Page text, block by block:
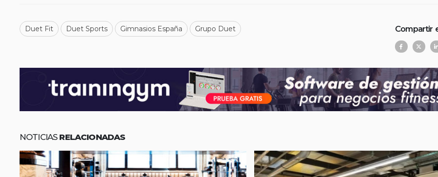
Duet Fit Duet Sports Gimnasios España Grupo Duet Compartir
NOTICIAS RELACIONADAS